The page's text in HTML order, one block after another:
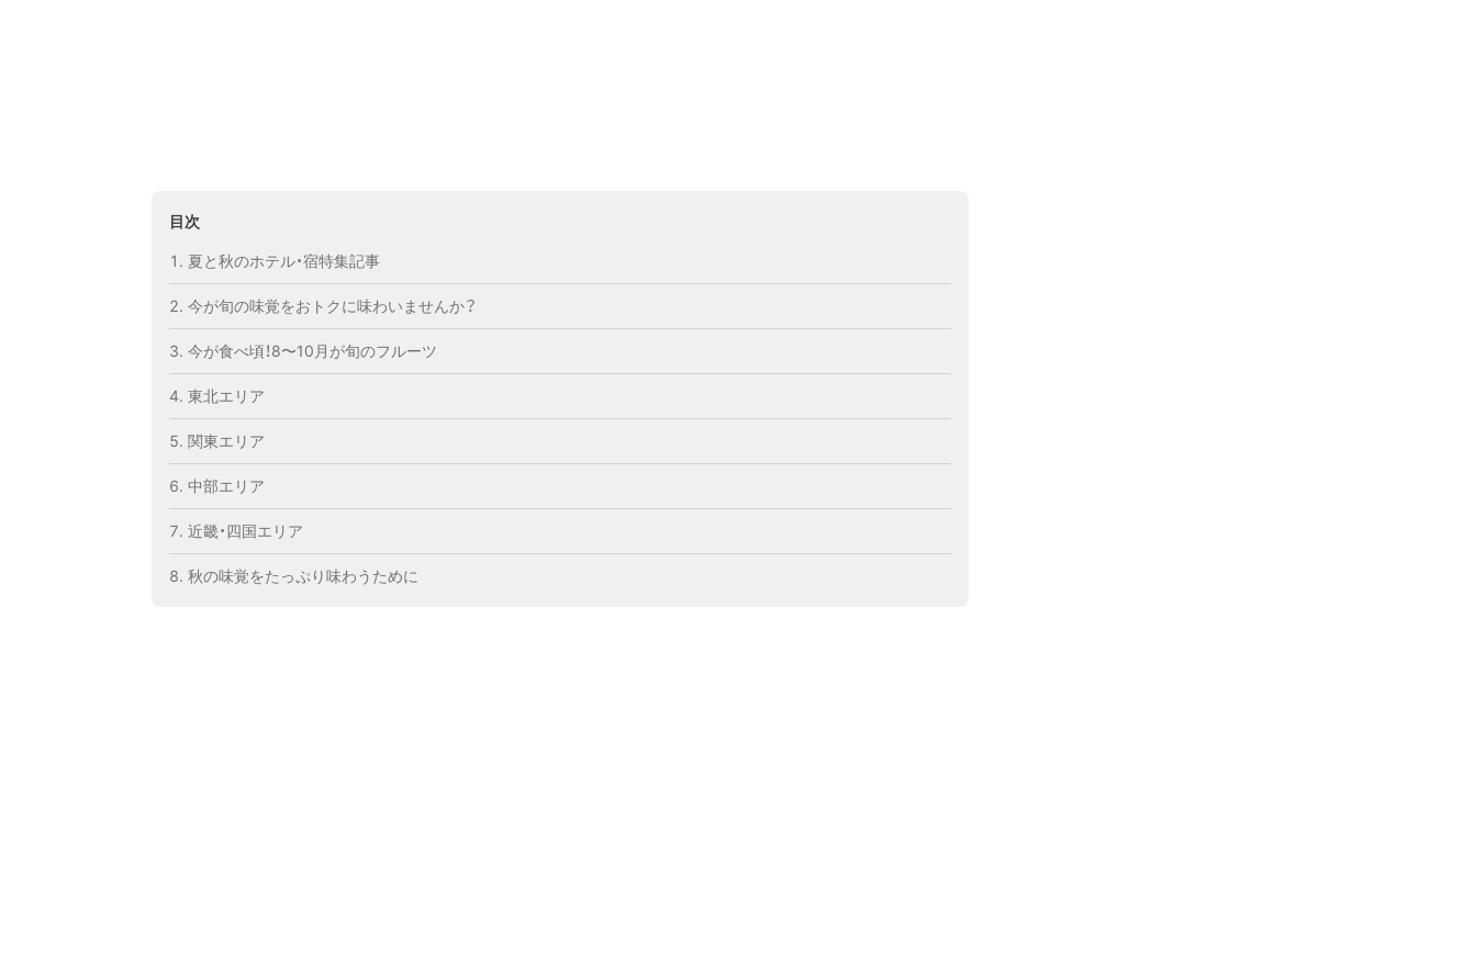
目次
夏と秋のホテル・宿特集記事
今が旬の味覚をおトクに味わいませんか？
今が食べ頃！8〜10月が旬のフルーツ
東北エリア
関東エリア
中部エリア
近畿・四国エリア
秋の味覚をたっぷり味わうために